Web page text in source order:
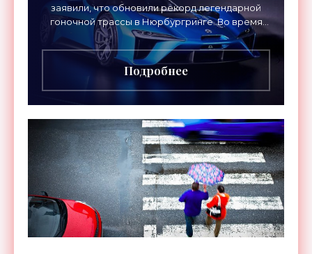
заявили, что обновили рекорд легендарной
гоночной трассы в Нюрбургринге. Во время
тестового заезда на «северной петле» новая
модель завершила круг
Подробнее